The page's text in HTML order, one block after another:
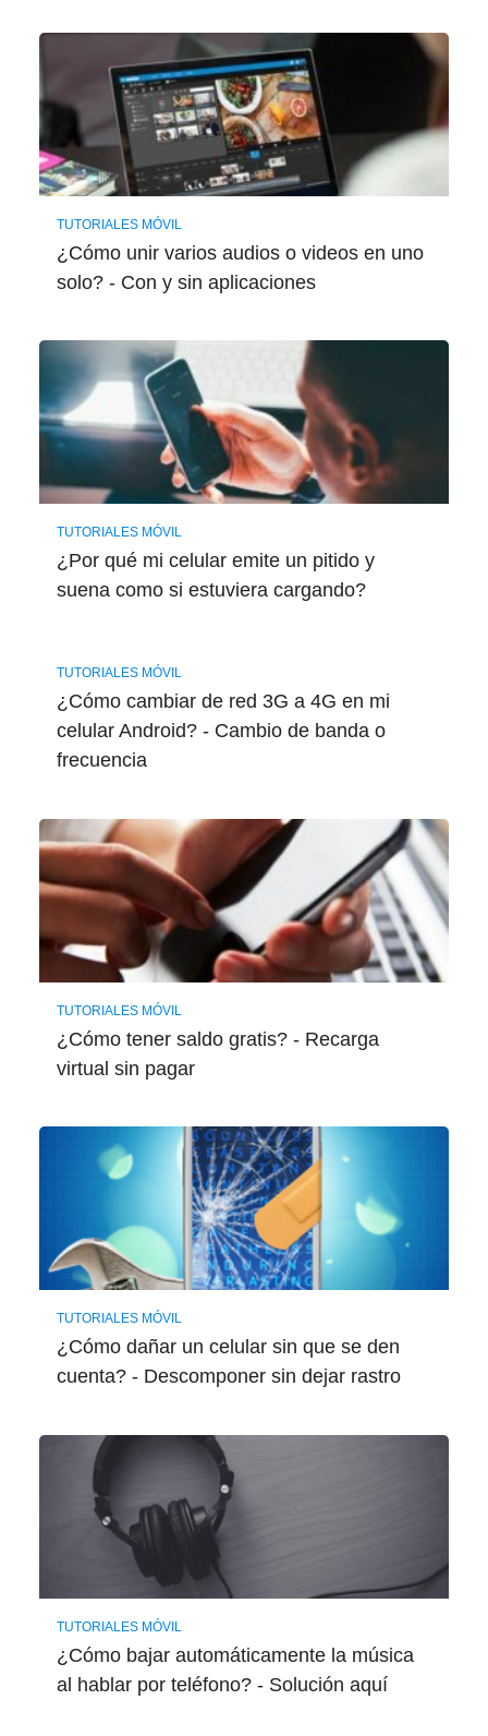
TUTORIALES MÓVIL
¿Cómo unir varios audios o videos en uno
solo? - Con y sin aplicaciones
TUTORIALES MÓVIL
¿Por qué mi celular emite un pitido y
suena como si estuviera cargando?
TUTORIALES MÓVIL
¿Cómo cambiar de red 3G a 4G en mi
celular Android? - Cambio de banda o
frecuencia
TUTORIALES MÓVIL
¿Cómo tener saldo gratis? - Recarga
virtual sin pagar
TUTORIALES MÓVIL
¿Cómo dañar un celular sin que se den
cuenta? - Descomponer sin dejar rastro
TUTORIALES MÓVIL
¿Cómo bajar automáticamente la música
al hablar por teléfono? - Solución aquí